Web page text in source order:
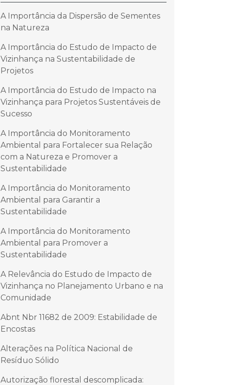
A Importância da Dispersão de Sementes
na Natureza
A Importância do Estudo de Impacto de
Vizinhança na Sustentabilidade de
Projetos
A Importância do Estudo de Impacto na
Vizinhança para Projetos Sustentáveis de
Sucesso
A Importância do Monitoramento
Ambiental para Fortalecer sua Relação
com a Natureza e Promover a
Sustentabilidade
A Importância do Monitoramento
Ambiental para Garantir a
Sustentabilidade
A Importância do Monitoramento
Ambiental para Promover a
Sustentabilidade
A Relevância do Estudo de Impacto de
Vizinhança no Planejamento Urbano e na
Comunidade
Abnt Nbr 11682 de 2009: Estabilidade de
Encostas
Alterações na Política Nacional de
Resíduo Sólido
Autorização florestal descomplicada: